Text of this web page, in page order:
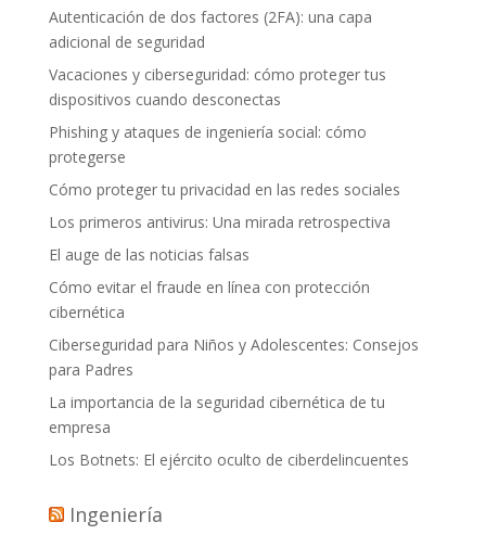
Autenticación de dos factores (2FA): una capa
adicional de seguridad
Vacaciones y ciberseguridad: cómo proteger tus
dispositivos cuando desconectas
Phishing y ataques de ingeniería social: cómo
protegerse
Cómo proteger tu privacidad en las redes sociales
Los primeros antivirus: Una mirada retrospectiva
El auge de las noticias falsas
Cómo evitar el fraude en línea con protección
cibernética
Ciberseguridad para Niños y Adolescentes: Consejos
para Padres
La importancia de la seguridad cibernética de tu
empresa
Los Botnets: El ejército oculto de ciberdelincuentes
Ingeniería